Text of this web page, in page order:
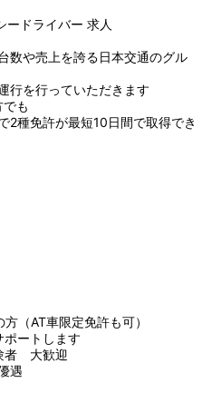
ードライバー 求人
数や売上を誇る日本交通のグル
行を行っていただきます
も
2種免許が最短10日間で取得でき
（AT車限定免許も可）
ポートします
者 大歓迎
遇